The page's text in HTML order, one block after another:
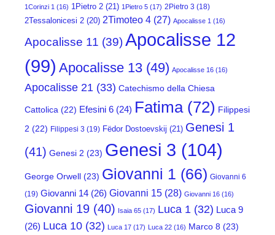
1Corinzi 1 (16) 1Pietro 2 (21) 1Pietro 5 (17) 2Pietro 3 (18)
2Tessalonicesi 2 (20) 2Timoteo 4 (27) Apocalisse 1 (16)
Apocalisse 11 (39)Apocalisse 12
(99) Apocalisse 13 (49) Apocalisse 16 (16)
Apocalisse 21 (33) Catechismo della Chiesa
Cattolica (22) Efesini 6 (24) Fatima(72) Filippesi
2 (22) Filippesi 3 (19) Fëdor Dostoevskij (21) Genesi 1
(41) Genesi 2 (23) Genesi 3 (104)
George Orwell (23) Giovanni 1 (66) Giovanni 6
(19) Giovanni 14 (26) Giovanni 15 (28) Giovanni 16 (16)
Giovanni 19 (40) Isaia 65 (17) Luca 1 (32) Luca 9
(26) Luca 10 (32) Luca 17 (17) Luca 22 (16) Marco 8 (23)